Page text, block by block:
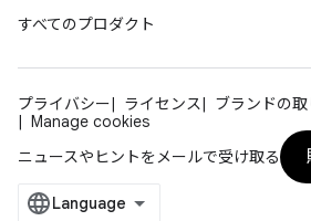
すべてのプロダクト
プライバシー ライセンス
ブランドの
Manage cookies
ニュースやヒントをメールで受け取る